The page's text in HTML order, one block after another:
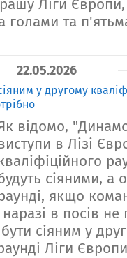
Ліги
голами та
22.05.2026
у другому
відомо,
в Лізі
сіяними, а
якщо
в посів не
сіяним у
Ліги